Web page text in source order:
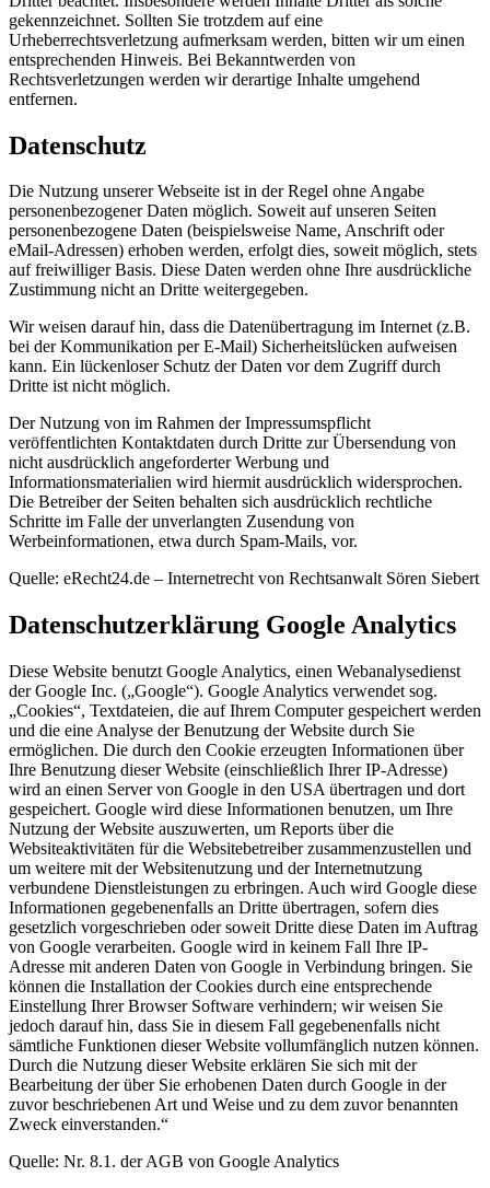
gekennzeichnet. Sollten Sie trotzdem auf eine
Urheberrechtsverletzung aufmerksam werden, bitten wir um einen
entsprechenden Hinweis. Bei Bekanntwerden von
Rechtsverletzungen werden wir derartige Inhalte umgehend
entfernen.
Datenschutz
Die Nutzung unserer Webseite ist in der Regel ohne Angabe
personenbezogener Daten möglich. Soweit auf unseren Seiten
personenbezogene Daten (beispielsweise Name, Anschrift oder
eMail-Adressen) erhoben werden, erfolgt dies, soweit möglich, stets
auf freiwilliger Basis. Diese Daten werden ohne Ihre ausdrückliche
Zustimmung nicht an Dritte weitergegeben.
Wir weisen darauf hin, dass die Datenübertragung im Internet (z.B.
bei der Kommunikation per E-Mail) Sicherheitslücken aufweisen
kann. Ein lückenloser Schutz der Daten vor dem Zugriff durch
Dritte ist nicht möglich.
Der Nutzung von im Rahmen der Impressumspflicht
veröffentlichten Kontaktdaten durch Dritte zur Übersendung von
nicht ausdrücklich angeforderter Werbung und
Informationsmaterialien wird hiermit ausdrücklich widersprochen.
Die Betreiber der Seiten behalten sich ausdrücklich rechtliche
Schritte im Falle der unverlangten Zusendung von
Werbeinformationen, etwa durch Spam-Mails, vor.
Quelle: eRecht24.de – Internetrecht von Rechtsanwalt Sören Siebert
Datenschutzerklärung Google Analytics
Diese Website benutzt Google Analytics, einen Webanalysedienst
der Google Inc. („Google“). Google Analytics verwendet sog.
„Cookies“, Textdateien, die auf Ihrem Computer gespeichert werden
und die eine Analyse der Benutzung der Website durch Sie
ermöglichen. Die durch den Cookie erzeugten Informationen über
Ihre Benutzung dieser Website (einschließlich Ihrer IP-Adresse)
wird an einen Server von Google in den USA übertragen und dort
gespeichert. Google wird diese Informationen benutzen, um Ihre
Nutzung der Website auszuwerten, um Reports über die
Websiteaktivitäten für die Websitebetreiber zusammenzustellen und
um weitere mit der Websitenutzung und der Internetnutzung
verbundene Dienstleistungen zu erbringen. Auch wird Google diese
Informationen gegebenenfalls an Dritte übertragen, sofern dies
gesetzlich vorgeschrieben oder soweit Dritte diese Daten im Auftrag
von Google verarbeiten. Google wird in keinem Fall Ihre IP-
Adresse mit anderen Daten von Google in Verbindung bringen. Sie
können die Installation der Cookies durch eine entsprechende
Einstellung Ihrer Browser Software verhindern; wir weisen Sie
jedoch darauf hin, dass Sie in diesem Fall gegebenenfalls nicht
sämtliche Funktionen dieser Website vollumfänglich nutzen können.
Durch die Nutzung dieser Website erklären Sie sich mit der
Bearbeitung der über Sie erhobenen Daten durch Google in der
zuvor beschriebenen Art und Weise und zu dem zuvor benannten
Zweck einverstanden.“
Quelle: Nr. 8.1. der AGB von Google Analytics